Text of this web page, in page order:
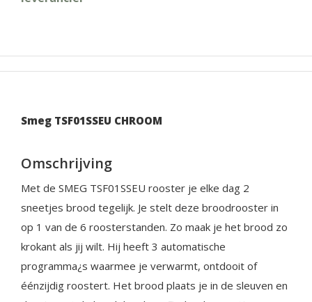
Smeg TSF01SSEU CHROOM
Omschrijving
Met de SMEG TSF01SSEU rooster je elke dag 2
sneetjes brood tegelijk. Je stelt deze broodrooster in
op 1 van de 6 roosterstanden. Zo maak je het brood zo
krokant als jij wilt. Hij heeft 3 automatische
programma¿s waarmee je verwarmt, ontdooit of
éénzijdig roostert. Het brood plaats je in de sleuven en